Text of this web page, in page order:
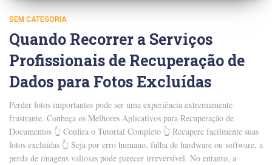
SEM CATEGORIA
Quando Recorrer a Serviços
Profissionais de Recuperação de
Dados para Fotos Excluídas
Perder fotos importantes pode ser uma experiência extremamente
frustrante. Conheça os Melhores Aplicativos para Recuperação de
Documentos 👆 Confira o Tutorial Completo 👆 Recupere facilmente suas
fotos excluídas 👆 Seja por erro humano, falha de hardware ou software, a
perda de imagens valiosas pode parecer irreversível. No entanto, a